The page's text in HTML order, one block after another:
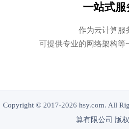
一站式服
作为云计算服
可提供专业的网络架构等
Copyright © 2017-2026 hsy.com. All
算有限公司 版